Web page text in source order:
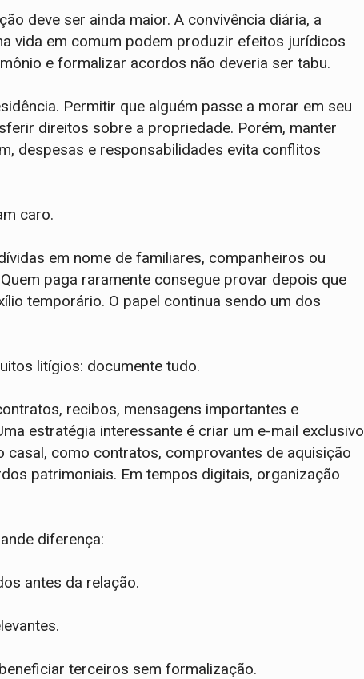
deve ser ainda maior. A convivência diária, a
vida em comum podem produzir efeitos jurídicos
e formalizar acordos não deveria ser tabu.
Permitir que alguém passe a morar em seu
direitos sobre a propriedade. Porém, manter
despesas e responsabilidades evita conflitos
caro.
em nome de familiares, companheiros ou
paga raramente consegue provar depois que
temporário. O papel continua sendo um dos
litígios: documente tudo.
recibos, mensagens importantes e
estratégia interessante é criar um e-mail exclusivo
como contratos, comprovantes de aquisição
patrimoniais. Em tempos digitais, organização
diferença:
antes da relação.
terceiros sem formalização.